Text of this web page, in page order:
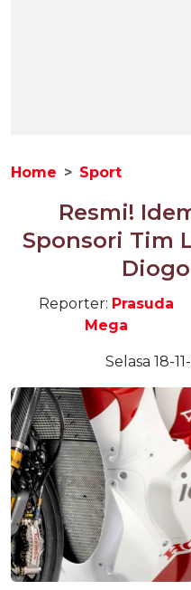
Home Sport
Resmi!
Sponsori Tim
Reporter: Prasuda
Mega
Selasa 18-